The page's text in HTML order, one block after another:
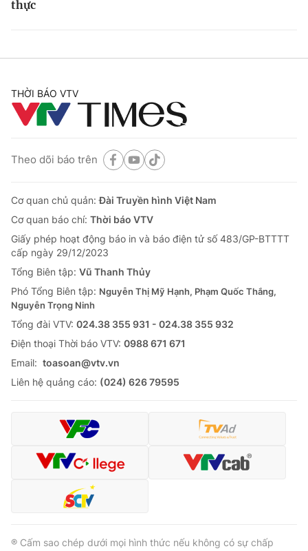
thực
THỜI BÁO VTV
Theo dõi báo trên
Cơ quan chủ quản:Đài Truyền hình Việt Nam
Cơ quan báo chí: Thời báo VTV
Giấy phép hoạt động báo in và báo điện tử số 483/GP-BTTTT
cấp ngày 29/12/2023
Tổng Biên tập: Vũ Thanh Thủy
Phó Tổng Biên tập: Nguyễn Thị Mỹ Hạnh, Phạm Quốc Thắng,
Nguyễn Trọng Ninh
Tổng đài VTV: 024.38 355 931 - 024.38 355 932
Ðiện thoại Thời báo VTV: 0988 671 671
Email: toasoan@vtv.vn
Liên hệ quảng cáo: (024) 626 79595
® Cấm sao chép dưới mọi hình thức nếu không có sự chấp